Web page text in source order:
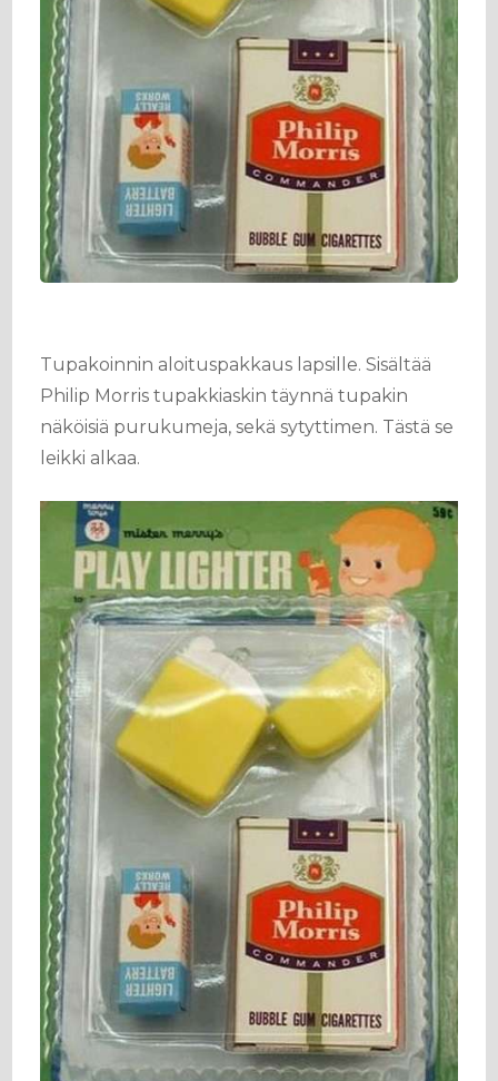
Tupakoinnin aloituspakkaus lapsille. Sisältää
Philip Morris tupakkiaskin täynnä tupakin
näköisiä purukumeja, sekä sytyttimen. Tästä se
leikki alkaa.